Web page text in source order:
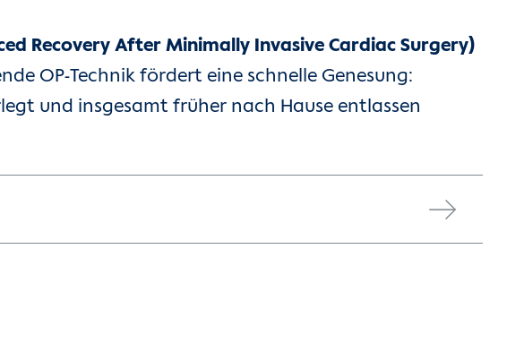
Recovery After Minimally Invasive Cardiac Surgery)
OP-Technik fördert eine schnelle Genesung:
und insgesamt früher nach Hause entlassen